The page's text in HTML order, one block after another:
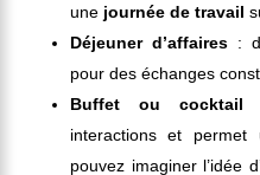
une journée de travail
Déjeuner d’affaires:
pour des échanges
Buffet ou cocktail
interactions et permet
pouvez imaginer l’idée